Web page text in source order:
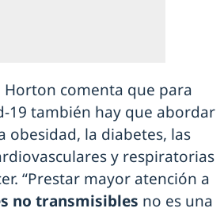
Horton comenta que para
19 también hay que abordar
obesidad, la diabetes, las
y respiratorias
“Prestar mayor atención a
no transmisibles no es una